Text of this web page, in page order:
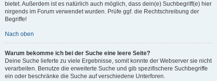
bietet. Außerdem ist es natürlich auch möglich, dass dein(e) Suchbegriff(e) hier
nirgends im Forum verwendet wurden. Prüfe ggf. die Rechtschreibung der
Begriffe!
Nach oben
Warum bekomme ich bei der Suche eine leere Seite?
Deine Suche lieferte zu viele Ergebnisse, somit konnte der Webserver sie nicht
verarbeiten. Benutze die erweiterte Suche und gib spezifischere Suchbegriffe
ein oder beschränke die Suche auf verschiedene Unterforen.